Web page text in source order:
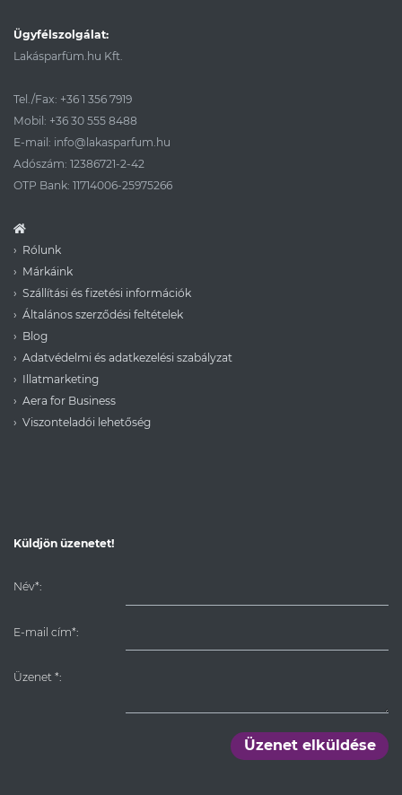
Ügyfélszolgálat:
Lakásparfüm.hu Kft.
Tel./Fax: +36 1 356 7919
Mobil: +36 30 555 8488
E-mail: info@lakasparfum.hu
Adószám: 12386721-2-42
OTP Bank: 11714006-25975266
Rólunk
Márkáink
Szállítási és fizetési információk
Általános szerződési feltételek
Blog
Adatvédelmi és adatkezelési szabályzat
Illatmarketing
Aera for Business
Viszonteladói lehetőség
Küldjön üzenetet!
Név*:
E-mail cím*:
Üzenet *:
Üzenet elküldése